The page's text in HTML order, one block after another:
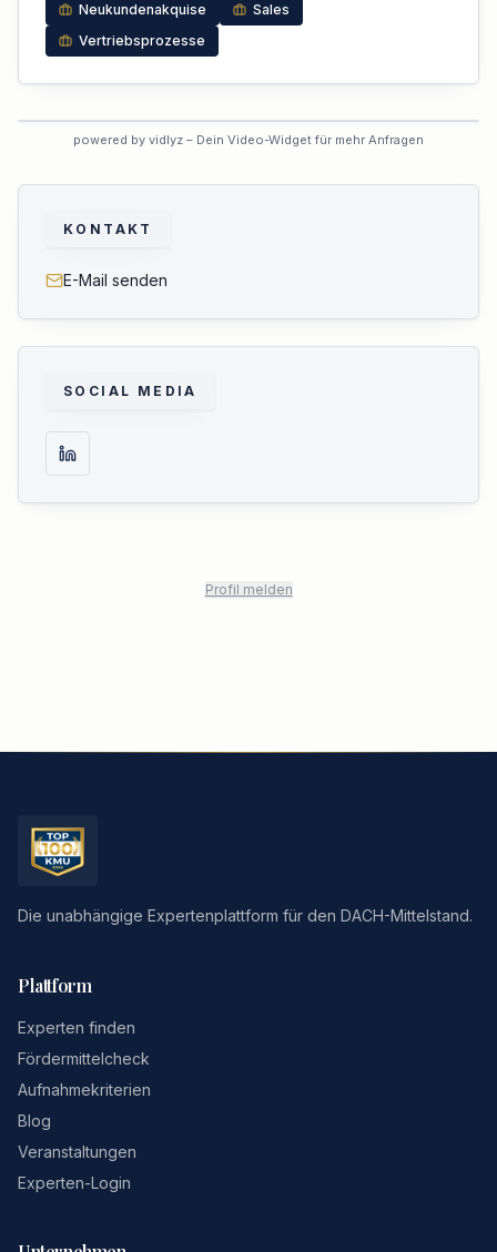
Neukundenakquise
Sales
Vertriebsprozesse
Dieses Profil hat das interaktive
powered by vidlyz – Dein Video-Widget für mehr Anfragen
KONTAKT
E-Mail senden
SOCIAL MEDIA
Profil melden
Die unabhängige Expertenplattform für den DACH-Mittelstand.
Plattform
Experten finden
Fördermittelcheck
Aufnahmekriterien
Blog
Veranstaltungen
Experten-Login